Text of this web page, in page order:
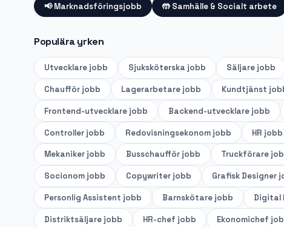
📢 Marknadsföringsjobb 🤲 Samhälle & Socialt arbete
Populära yrken
Utvecklare jobb Sjuksköterska jobb Säljare jobb
Chaufför jobb Lagerarbetare jobb Kundtjänst
Frontend-utvecklare jobb Backend-utvecklare jobb
Controller jobb Redovisningsekonom jobb HR jobb
Mekaniker jobb Busschaufför jobb Truckförare
Socionom jobb Copywriter jobb Grafisk Designer
Personlig Assistent jobb Barnskötare jobb Digital
Distriktsäljare jobb HR-chef jobb Ekonomichef